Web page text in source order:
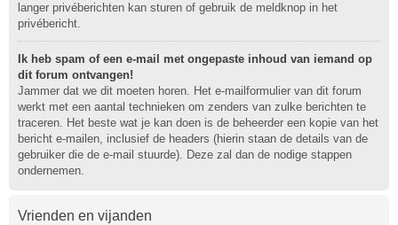
langer privéberichten kan sturen of gebruik de meldknop in het
privébericht.
Ik heb spam of een e-mail met ongepaste inhoud van iemand op
dit forum ontvangen!
Jammer dat we dit moeten horen. Het e-mailformulier van dit forum
werkt met een aantal technieken om zenders van zulke berichten te
traceren. Het beste wat je kan doen is de beheerder een kopie van het
bericht e-mailen, inclusief de headers (hierin staan de details van de
gebruiker die de e-mail stuurde). Deze zal dan de nodige stappen
ondernemen.
Vrienden en vijanden